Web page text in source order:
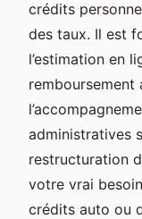
crédits
des taux. Il est
l’estimation en
administratives
restructuration
votre vrai
crédits auto ou